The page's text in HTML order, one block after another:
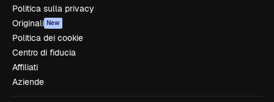
Politica sulla privacy
Originali New
Politica dei cookie
Centro di fiducia
Affiliati
Aziende